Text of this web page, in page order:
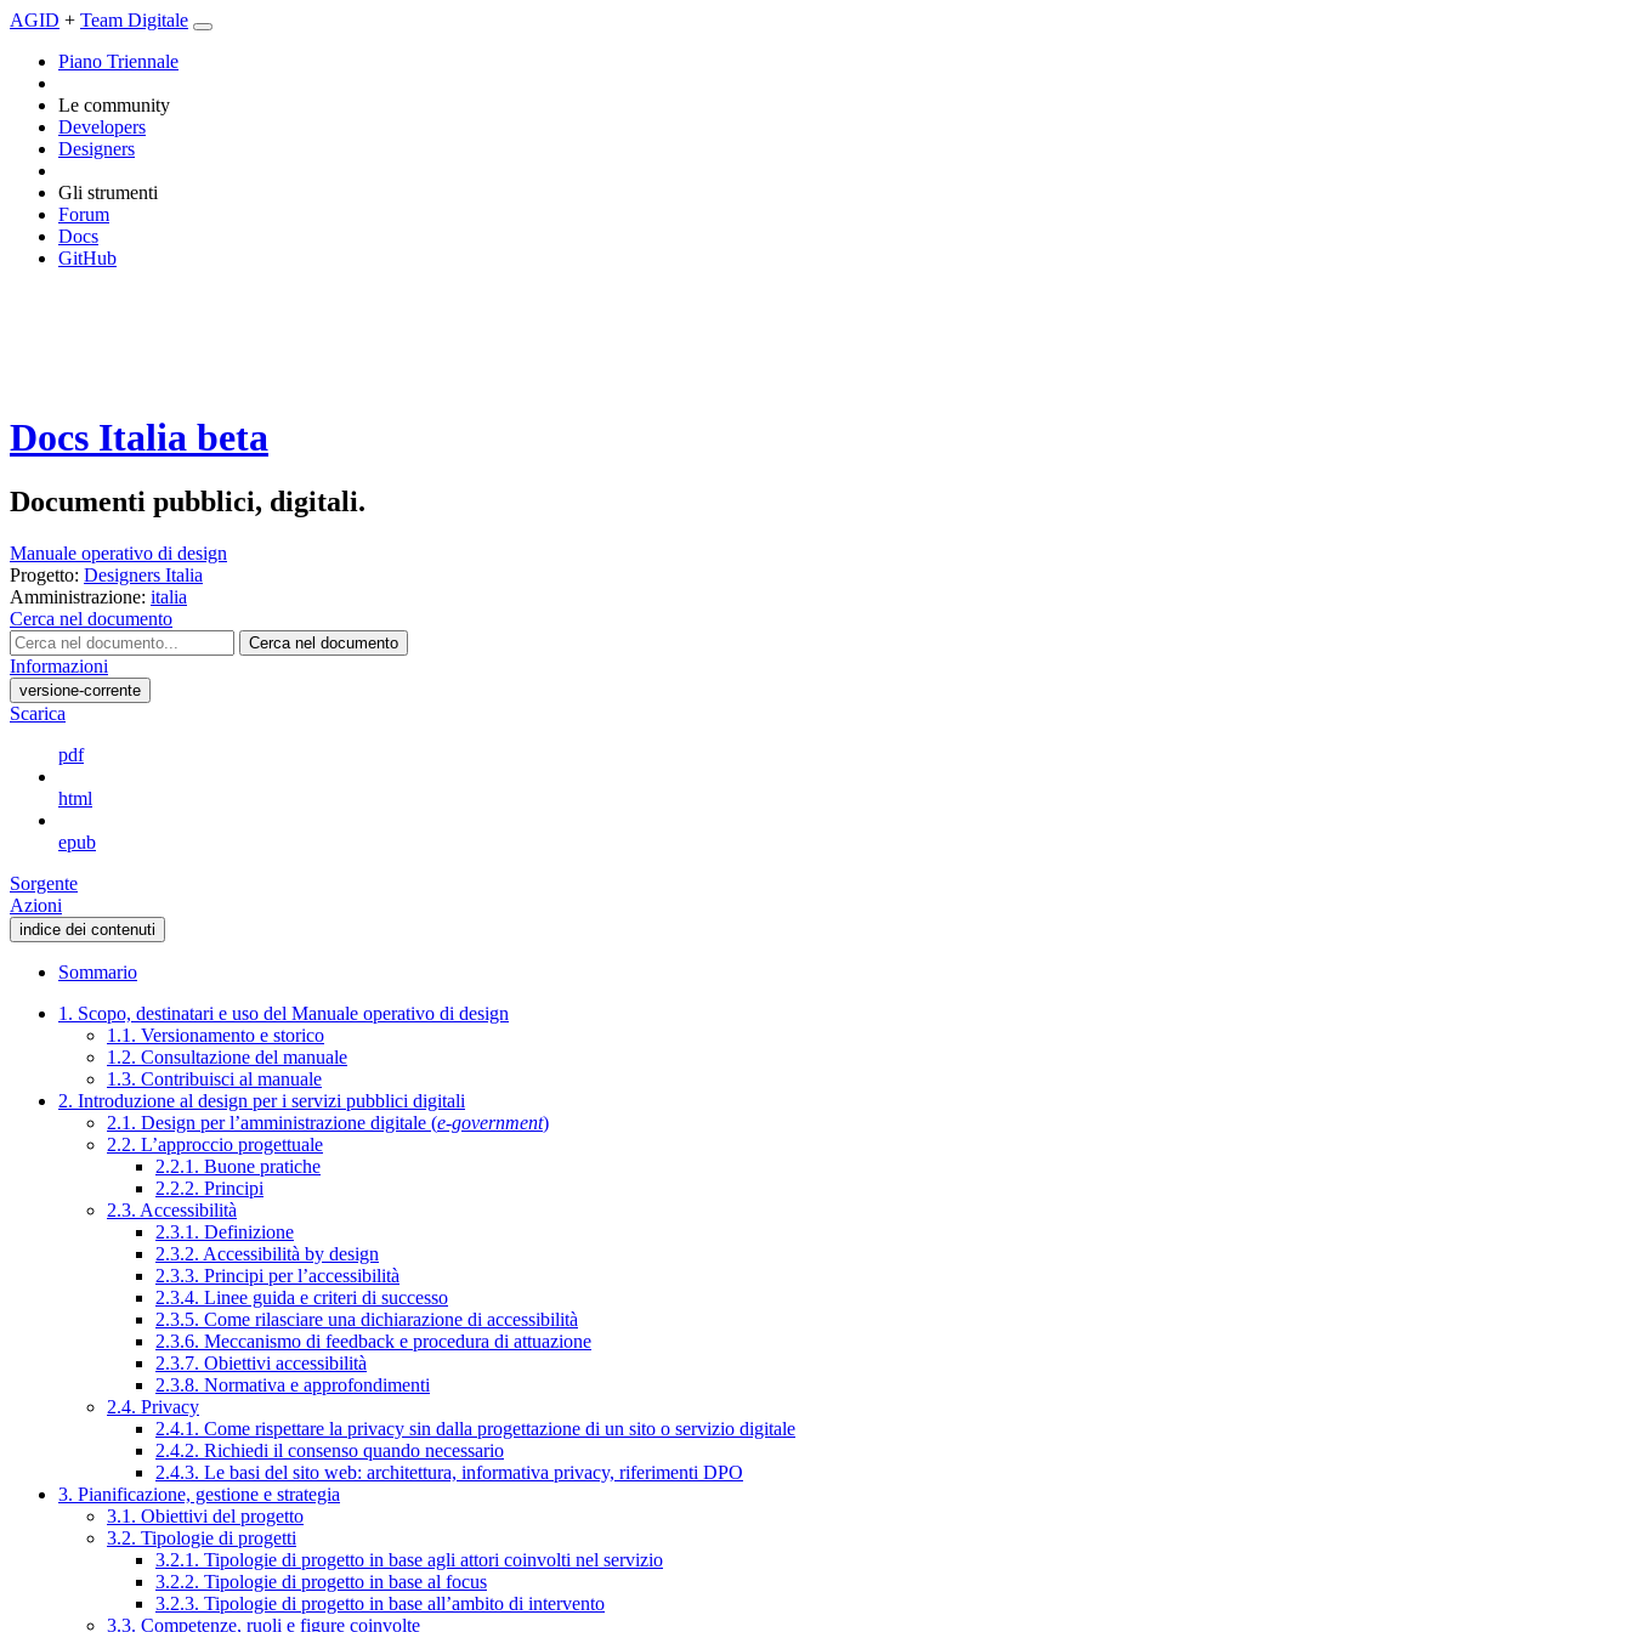
AGID + Team Digitale
Piano Triennale
Le community
Developers
Designers
Gli strumenti
Forum
Docs
GitHub
Docs Italia beta
Documenti pubblici, digitali.
Manuale operativo di design
Progetto: Designers Italia
Amministrazione: italia
Cerca nel documento
Cerca nel documento
Informazioni
versione-corrente
Scarica
pdf
html
epub
Sorgente
Azioni
indice dei contenuti
Sommario
1. Scopo, destinatari e uso del Manuale operativo di design
1.1. Versionamento e storico
1.2. Consultazione del manuale
1.3. Contribuisci al manuale
2. Introduzione al design per i servizi pubblici digitali
2.1. Design per l’amministrazione digitale (e-government)
2.2. L’approccio progettuale
2.2.1. Buone pratiche
2.2.2. Principi
2.3. Accessibilità
2.3.1. Definizione
2.3.2. Accessibilità by design
2.3.3. Principi per l’accessibilità
2.3.4. Linee guida e criteri di successo
2.3.5. Come rilasciare una dichiarazione di accessibilità
2.3.6. Meccanismo di feedback e procedura di attuazione
2.3.7. Obiettivi accessibilità
2.3.8. Normativa e approfondimenti
2.4. Privacy
2.4.1. Come rispettare la privacy sin dalla progettazione di un sito o servizio digitale
2.4.2. Richiedi il consenso quando necessario
2.4.3. Le basi del sito web: architettura, informativa privacy, riferimenti DPO
3. Pianificazione, gestione e strategia
3.1. Obiettivi del progetto
3.2. Tipologie di progetti
3.2.1. Tipologie di progetto in base agli attori coinvolti nel servizio
3.2.2. Tipologie di progetto in base al focus
3.2.3. Tipologie di progetto in base all’ambito di intervento
3.3. Competenze, ruoli e figure coinvolte